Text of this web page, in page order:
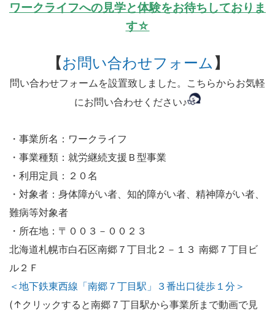
ワークライフへの見学と体験をお待ちしておりま
す☆
【お問い合わせフォーム 】
問い合わせフォームを設置致しました。こちらからお気軽
にお問い合わせください♪
・事業所名：ワークライフ
・事業種類：就労継続支援Ｂ型事業
・利用定員：２０名
・対象者：身体障がい者、知的障がい者、精神障がい者、
難病等対象者
・所在地：〒００３－００２３
北海道札幌市白石区南郷７丁目北２－１３ 南郷７丁目ビ
ル２Ｆ
＜地下鉄東西線「南郷７丁目駅」３番出口徒歩１分＞
(↑クリックすると南郷７丁目駅から事業所まで動画で見